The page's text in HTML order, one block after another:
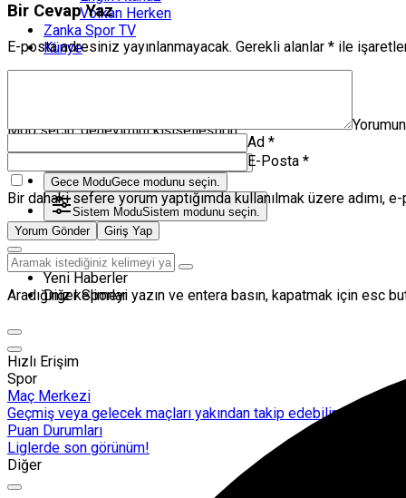
Volkan Herken
Zanka Spor TV
Künye
Mod seçin, deneyimini kişiselleştirin.
Gece ModuGece modunu seçin.
Sistem ModuSistem modunu seçin.
Aradığınız kelimeyi yazın ve entera basın, kapatmak için esc
Hızlı Erişim
Spor
Maç Merkezi
Geçmiş veya gelecek maçları yakından takip edebilirsiniz.
Puan Durumları
Liglerde son görünüm!
Diğer
Bir Cevap Yaz
E-posta adresiniz yayınlanmayacak. Gerekli alanlar * ile
Ad *
E-Posta *
Bir dahaki sefere yorum yaptığımda kullanılmak üzere
Yorum Gönder Giriş Yap
Yeni Haberler
Diğer Sporlar